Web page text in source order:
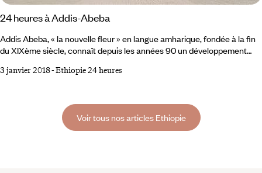
24 heures à Addis-Abeba
Addis Abeba, « la nouvelle fleur » en langue amharique, fondée à la fin
du XIXème siècle, connaît depuis les années 90 un développement
de l’Union Africaine, et plus de 100 institutions internationales et
verdoyantes et petits quartiers aux airs de village.
3 janvier 2018-Ethiopie 24 heures
Voir tous nos articles Ethiopie